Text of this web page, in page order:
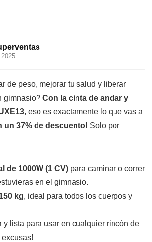
de peso, mejorar tu salud y liberar
gimnasio? Con la cinta de andar y
, eso es exactamente lo que vas a
un 37% de descuento! Solo por
de 1000W (1 CV) para caminar o correr
en el gimnasio.
150 kg, ideal para todos los cuerpos y
y lista para usar en cualquier rincón de
excusas!